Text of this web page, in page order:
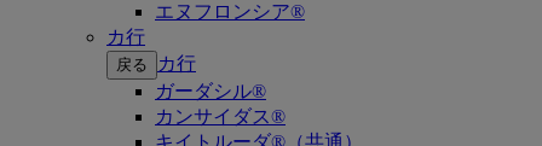
エヌフロンシア®
カ行
戻る
カ行
ガーダシル®
カンサイダス®
キイトルーダ®（共通）